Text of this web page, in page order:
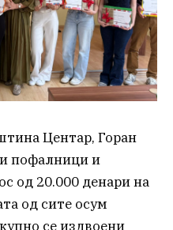
Центар, Горан
пофалници и
од 20.000 денари на
од сите осум
се издвоени